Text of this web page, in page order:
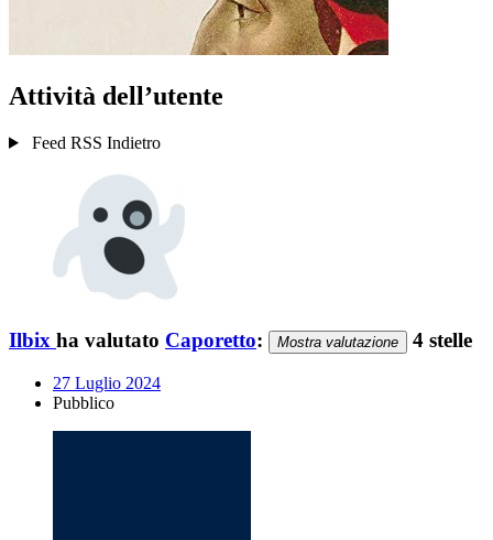
Attività dell’utente
Feed RSS Indietro
Ilbix ha valutato Caporetto: Mostra valutazione 4 stelle
27 Luglio 2024
Pubblico